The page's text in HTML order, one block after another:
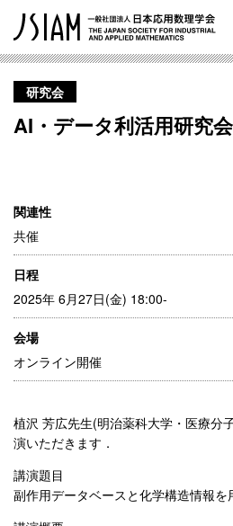
研究会
AI・データ利活用研究
関連性
共催
日程
2025年 6月27日(金) 18:00-
会場
オンライン開催
植沢 芳広先生(明治薬科大学・医療分
演いただきます．
講演題目
副作用データベースと化学構造情報を